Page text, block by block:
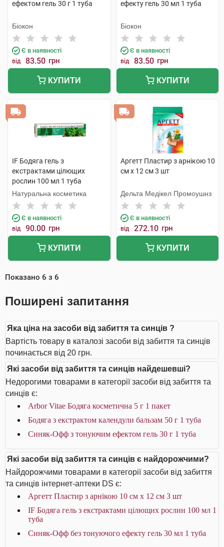
ефектом гель 30 г 1 туба
Біокон
Є в наявності
від 83.50 грн
КУПИТИ
ефекту гель 30 мл 1 туба
Біокон
Є в наявності
від 83.50 грн
КУПИТИ
IF Бодяга гель з
екстрактами цілющих
рослин 100 мл 1 туба
Натуральна косметика
Є в наявності
від 90.00 грн
КУПИТИ
Аргетт Пластир з арнікою 10
см х 12 см 3 шт
Дельта Медікел Промоушнз
Є в наявності
від 272.10 грн
КУПИТИ
Показано 6 з 6
Поширені запитання
Яка ціна на засоби від забиття та синців ?
Вартість товару в каталозі засоби від забиття та синців
починається від 20 грн.
Які засоби від забиття та синців найдешевші?
Недорогими товарами в категорії засоби від забиття та
синців є:
Arbor Vitae Бодяга косметична 5 г 1 пакет
Бодяга з екстрактом календули бальзам 50 г 1 туба
Синяк-Офф з тонуючим ефектом гель 30 г 1 туба
Які засоби від забиття та синців є найдорожчими?
Найдорожчими товарами в категорії засоби від забиття
та синців інтернет-аптеки DS є:
Аргетт Пластир з арнікою 10 см х 12 см 3 шт
IF Бодяга гель з екстрактами цілющих рослин 100 мл 1
туба
Синяк-Офф без тонуючого ефекту гель 30 мл 1 туба